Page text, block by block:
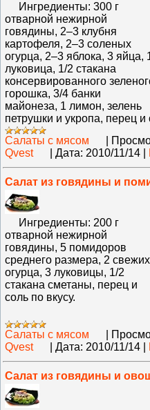
Ингредиенты: 300 г
отварной нежирной
говядины, 2–3 клубня
картофеля, 2–3 соленых
огурца, 2–3 яблока, 3 яйца,
луковица, 1/2 стакана
консервированного
горошка, 3/4 банки
майонеза, 1 лимон, зелень
петрушки и укропа, перец и
Салаты с мясом
Qvest
Дата: 2010/11/14
Салат из говядины и
Ингредиенты: 200 г
отварной нежирной
говядины, 5 помидоров
среднего размера, 2 свежих
огурца, 3 луковицы, 1/2
стакана сметаны, перец и
соль по вкусу.
Салаты с мясом
Qvest
Дата: 2010/11/14
Салат из говядины и